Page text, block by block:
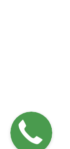
ЗВОНОК